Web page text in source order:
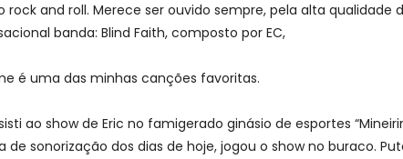
and roll. Merece ser ouvido sempre, pela alta qualidade
banda: Blind Faith, composto por EC,
é uma das minhas canções favoritas.
ao show de Eric no famigerado ginásio de esportes
sonorização dos dias de hoje, jogou o show no buraco.